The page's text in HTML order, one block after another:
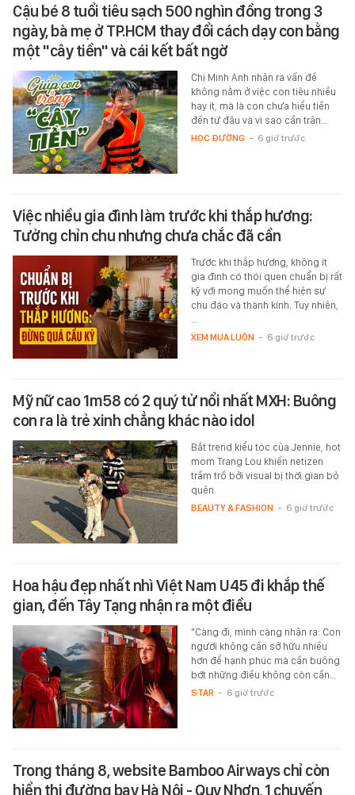
Cậu bé 8 tuổi tiêu sạch 500 nghìn đồng trong 3
ngày, bà mẹ ở TP.HCM thay đổi cách dạy con bằng
một "cây tiền" và cái kết bất ngờ
Chị Minh Anh nhận ra vấn đề
không nằm ở việc con tiêu nhiều
hay ít, mà là con chưa hiểu tiền
đến từ đâu và vì sao cần trân…
HỌC ĐƯỜNG - 6 giờ trước
Việc nhiều gia đình làm trước khi thắp hương:
Tưởng chỉn chu nhưng chưa chắc đã cần
Trước khi thắp hương, không ít
gia đình có thói quen chuẩn bị rất
kỹ với mong muốn thể hiện sự
chu đáo và thành kính. Tuy nhiên,
XEM MUA LUÔN - 6 giờ trước
Mỹ nữ cao 1m58 có 2 quý tử nổi nhất MXH: Buông
con ra là trẻ xinh chẳng khác nào idol
Bắt trend kiểu tóc của Jennie, hot
mom Trang Lou khiến netizen
trầm trồ bởi visual bị thời gian bỏ
quên.
BEAUTY & FASHION - 6 giờ trước
Hoa hậu đẹp nhất nhì Việt Nam U45 đi khắp thế
gian, đến Tây Tạng nhận ra một điều
"Càng đi, mình càng nhận ra: Con
người không cần sở hữu nhiều
hơn để hạnh phúc mà cần buông
bớt những điều không còn cần…
STAR - 6 giờ trước
Trong tháng 8, website Bamboo Airways chỉ còn
hiển thị đường bay Hà Nội - Quy Nhơn, 1 chuyến